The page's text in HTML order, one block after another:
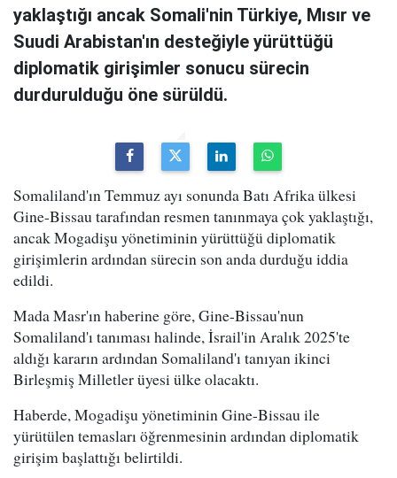
yaklaştığı ancak Somali'nin Türkiye, Mısır ve
Suudi Arabistan'ın desteğiyle yürüttüğü
diplomatik girişimler sonucu sürecin
durdurulduğu öne sürüldü.
Somaliland'ın Temmuz ayı sonunda Batı Afrika ülkesi
Gine-Bissau tarafından resmen tanınmaya çok yaklaştığı,
ancak Mogadişu yönetiminin yürüttüğü diplomatik
girişimlerin ardından sürecin son anda durduğu iddia
edildi.
Mada Masr'ın haberine göre, Gine-Bissau'nun
Somaliland'ı tanıması halinde, İsrail'in Aralık 2025'te
aldığı kararın ardından Somaliland'ı tanıyan ikinci
Birleşmiş Milletler üyesi ülke olacaktı.
Haberde, Mogadişu yönetiminin Gine-Bissau ile
yürütülen temasları öğrenmesinin ardından diplomatik
girişim başlattığı belirtildi.